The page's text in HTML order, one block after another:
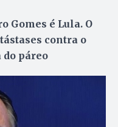
Gomes é Lula. O
contra o
páreo